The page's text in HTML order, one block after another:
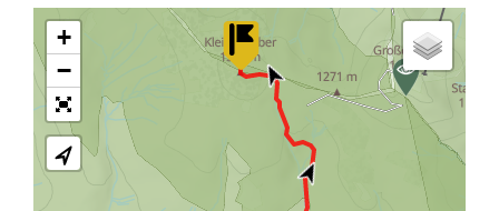
+
−